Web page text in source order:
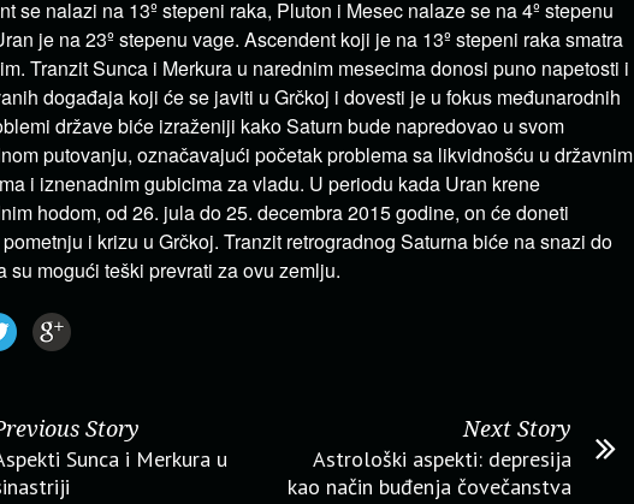
se nalazi na 13º stepeni raka, Pluton i Mesec nalaze se na 4º stepenu
je na 23º stepenu vage. Ascendent koji je na 13º stepeni raka smatra
Tranzit Sunca i Merkura u narednim mesecima donosi puno napetosti i
događaja koji će se javiti u Grčkoj i dovesti je u fokus međunarodnih
države biće izraženiji kako Saturn bude napredovao u svom
putovanju, označavajući početak problema sa likvidnošću u državnim
i iznenadnim gubicima za vladu. U periodu kada Uran krene
hodom, od 26. jula do 25. decembra 2015 godine, on će doneti
i krizu u Grčkoj. Tranzit retrogradnog Saturna biće na snazi do
su mogući teški prevrati za ovu zemlju.
Story
Sunca i Merkura u
Next Story
Astrološki aspekti: depresija
kao način buđenja čovečanstva